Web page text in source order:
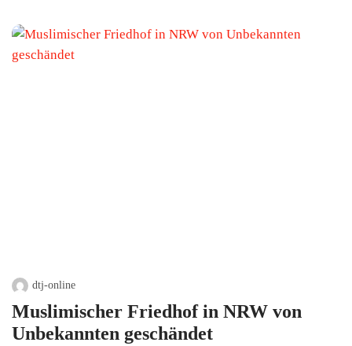
dtj-online
Muslimischer Friedhof in NRW von
Unbekannten geschändet